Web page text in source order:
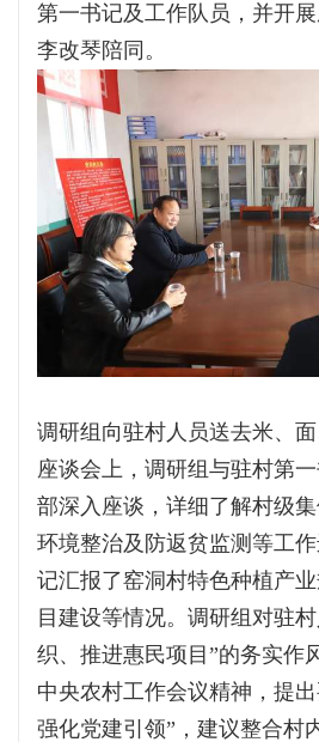
第一书记及工作队员，并开
李改琴陪同。
调研组向驻村人员送去米、面
座谈会上，调研组与驻村第
部深入座谈，详细了解村级
环境整治及防返贫监测等工
记汇报了窑洞村特色种植产
目建设等情况。调研组对驻
织、推进惠民项目”的务实作
中央农村工作会议精神，提出
强化党建引领”，建议整合村